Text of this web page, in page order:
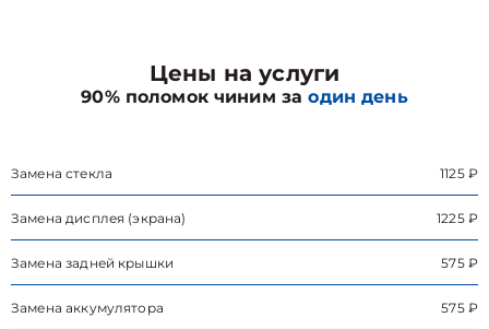
Цены на услуги
90% поломок чиним заодин день
Замена стекла 1125 ₽
Замена дисплея (экрана) 1225 ₽
Замена задней крышки 575 ₽
Замена аккумулятора 575 ₽